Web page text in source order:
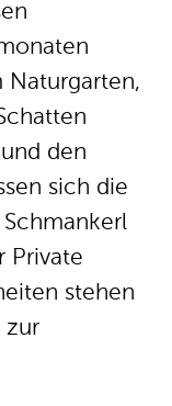
den
sich die
Private
stehen
zur